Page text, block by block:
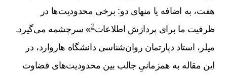
هفت، به اضافه یا منهای دو: برخی محدودیت‌ها در
ظرفیت ما برای پردازش اطلاعات2» سرچشمه می‌گیرد.
میلر، استاد دپارتمان روان‌شناسی دانشگاه هاروارد، در
این مقاله به همزمانیِ جالب بین محدودیت‌های قضاوت